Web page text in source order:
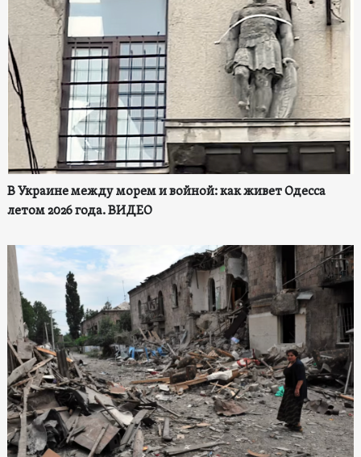
В Украине между морем и войной: как живет Одесса
летом 2026 года. ВИДЕО